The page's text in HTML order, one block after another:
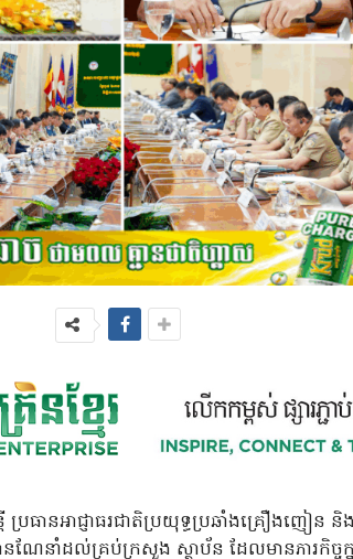
ធានអាជ្ញាធរជាតិប្រយុទ្ធប្រឆាំងគ្រឿងញៀន និ
ាំដល់គ្រប់ក្រសួង ស្ថាប័ន ដែលមានភារកិច្ចក្នុ